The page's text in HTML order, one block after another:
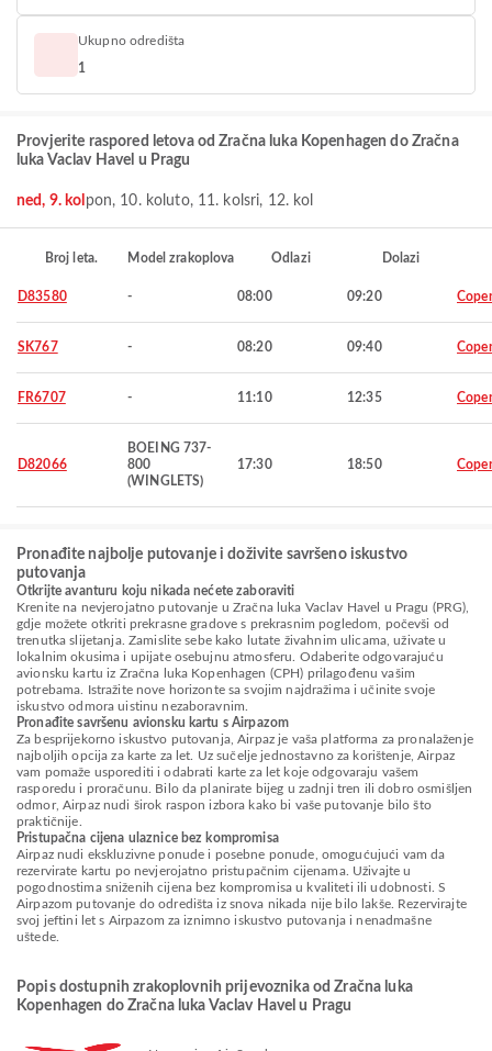
Ukupno odredišta
1
Provjerite raspored letova od Zračna luka Kopenhagen do Zračna
luka Vaclav Havel u Pragu
ned, 9. kol pon, 10. kol uto, 11. kol sri, 12. kol
Broj leta. Model zrakoplova Odlazi Dolazi
D83580 - 08:00 09:20
SK767 - 08:20 09:40
FR6707 - 11:10 12:35
D82066
BOEING 737-
800
(WINGLETS)
17:30 18:50
Pronađite najbolje putovanje i doživite savršeno iskustvo
putovanja
Otkrijte avanturu koju nikada nećete zaboraviti
Krenite na nevjerojatno putovanje u Zračna luka Vaclav Havel u Pragu (PRG),
gdje možete otkriti prekrasne gradove s prekrasnim pogledom, počevši od
trenutka slijetanja. Zamislite sebe kako lutate živahnim ulicama, uživate u
lokalnim okusima i upijate osebujnu atmosferu. Odaberite odgovarajuću
avionsku kartu iz Zračna luka Kopenhagen (CPH) prilagođenu vašim
potrebama. Istražite nove horizonte sa svojim najdražima i učinite svoje
iskustvo odmora uistinu nezaboravnim.
Pronađite savršenu avionsku kartu s Airpazom
Za besprijekorno iskustvo putovanja, Airpaz je vaša platforma za pronalaženje
najboljih opcija za karte za let. Uz sučelje jednostavno za korištenje, Airpaz
vam pomaže usporediti i odabrati karte za let koje odgovaraju vašem
rasporedu i proračunu. Bilo da planirate bijeg u zadnji tren ili dobro osmišljen
odmor, Airpaz nudi širok raspon izbora kako bi vaše putovanje bilo što
praktičnije.
Pristupačna cijena ulaznice bez kompromisa
Airpaz nudi ekskluzivne ponude i posebne ponude, omogućujući vam da
rezervirate kartu po nevjerojatno pristupačnim cijenama. Uživajte u
pogodnostima sniženih cijena bez kompromisa u kvaliteti ili udobnosti. S
Airpazom putovanje do odredišta iz snova nikada nije bilo lakše. Rezervirajte
svoj jeftini let s Airpazom za iznimno iskustvo putovanja i nenadmašne
uštede.
Popis dostupnih zrakoplovnih prijevoznika od Zračna luka
Kopenhagen do Zračna luka Vaclav Havel u Pragu